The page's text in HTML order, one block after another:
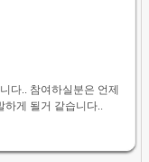
다.. 참여하실분은 언제
하게 될거 같습니다..